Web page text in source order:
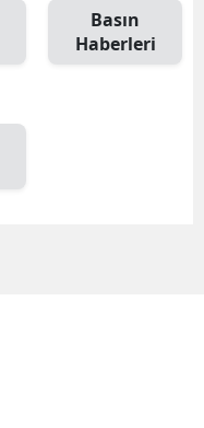
Basın
Haberleri